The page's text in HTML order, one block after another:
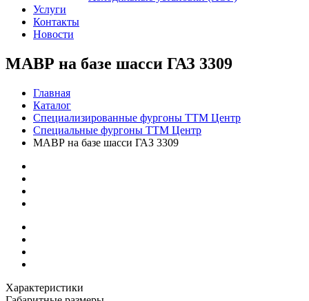
Услуги
Контакты
Новости
МАВР на базе шасси ГАЗ 3309
Главная
Каталог
Специализированные фургоны ТТМ Центр
Специальные фургоны ТТМ Центр
МАВР на базе шасси ГАЗ 3309
Характеристики